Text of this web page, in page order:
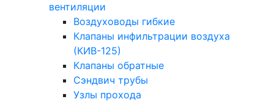
вентиляции
Воздуховоды гибкие
Клапаны инфильтрации воздуха
(КИВ-125)
Клапаны обратные
Сэндвич трубы
Узлы прохода